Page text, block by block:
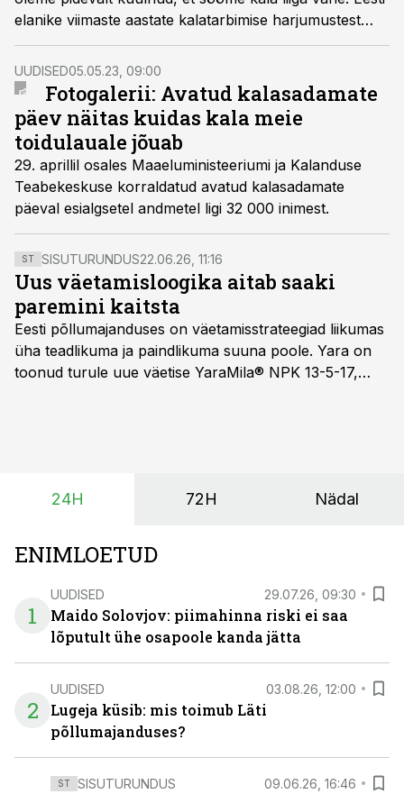
elanike viimaste aastate kalatarbimise harjumustest
ning oodatavatest muutustest kirjutab Maablogis
Maaeluministeeriumi kalamajandusosakonna vee-
elusressursside väärindamise ja turustamise valdkonna
peaspetsialist Laura Freivald-Heapost.
UUDISED05.05.23, 09:00
Fotogalerii: Avatud kalasadamate
päev näitas kuidas kala meie
toidulauale jõuab
29. aprillil osales Maaeluministeeriumi ja Kalanduse
Teabekeskuse korraldatud avatud kalasadamate
päeval esialgsetel andmetel ligi 32 000 inimest.
ST SISUTURUNDUS22.06.26, 11:16
Uus väetamisloogika aitab saaki
paremini kaitsta
Eesti põllumajanduses on väetamisstrateegiad liikumas
üha teadlikuma ja paindlikuma suuna poole. Yara on
toonud turule uue väetise YaraMila® NPK 13-5-17,
24H 72H Nädal
ENIMLOETUD
1
UUDISED 29.07.26, 09:30
Maido Solovjov: piimahinna riski ei saa
lõputult ühe osapoole kanda jätta
2
UUDISED 03.08.26, 12:00
Lugeja küsib: mis toimub Läti
põllumajanduses?
ST SISUTURUNDUS 09.06.26, 16:46